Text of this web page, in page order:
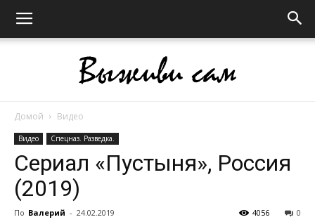
Домой Видео
Видео Спецназ. Разведка.
Сериал «Пустыня», Россия
(2019)
По Валерий - 24.02.2019 0
4056